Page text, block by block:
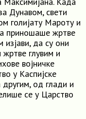
Дунавом, свети
голијату Мароту и
приношаше жртве
да су они
глувим и
војничке
у Каспијске
другим, од глади и
се у Царство